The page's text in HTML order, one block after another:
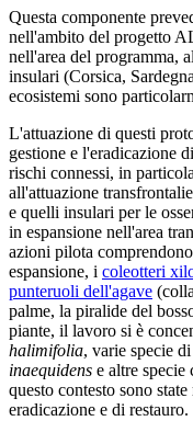
Questa componente
nell'ambito del progetto
nell'area del programma,
insulari (Corsica,
ecosistemi sono
L'attuazione di questi
gestione e l'eradicazione
rischi connessi, in
all'attuazione
e quelli insulari per le
in espansione nell'area
azioni pilota
espansione, i coleotteri
punteruoli dell'agave
palme, la piralide del
piante, il lavoro si è
halimifolia, varie specie
inaequidens e altre
questo contesto sono
eradicazione e di restauro.